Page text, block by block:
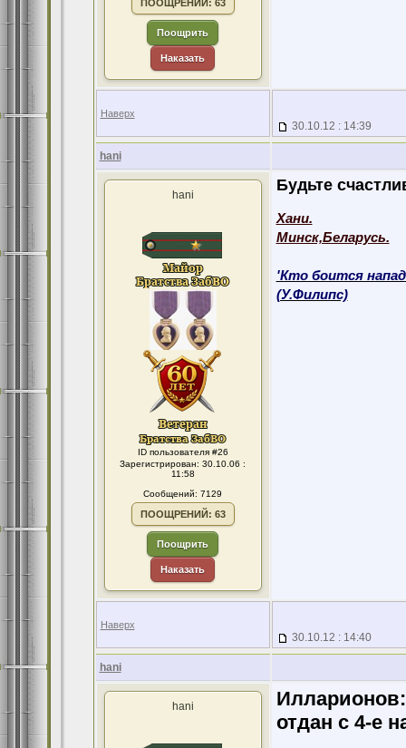
ПООЩРЕНИЙ: 63
Поощрить
Наказать
Наверх
30.10.12 : 14:39
hani
hani
ID пользователя #26
Зарегистрирован: 30.10.06 :
11:58
Сообщений: 7129
ПООЩРЕНИЙ: 63
Поощрить
Наказать
Будьте
Хани.
Минск,Беларусь.
'Кто боится
(У.Филипс)
Наверх
30.10.12 : 14:40
hani
hani
отдан с 4-е